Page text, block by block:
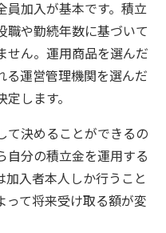
員加入が基本です。積立
職や勤続年数に基づいて
せん。運用商品を選んだ
る運営管理機関を選んだ
します。
て決めることができるの
自分の積立金を運用する
入者本人しか行うこと
って将来受け取る額が変